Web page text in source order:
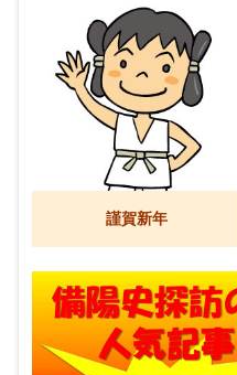
謹賀新年